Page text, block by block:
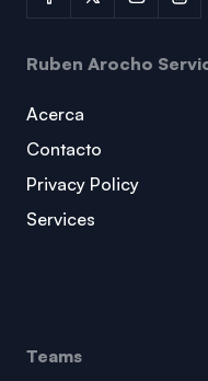
Ruben Arocho
Acerca
Contacto
Privacy Policy
Services
Teams